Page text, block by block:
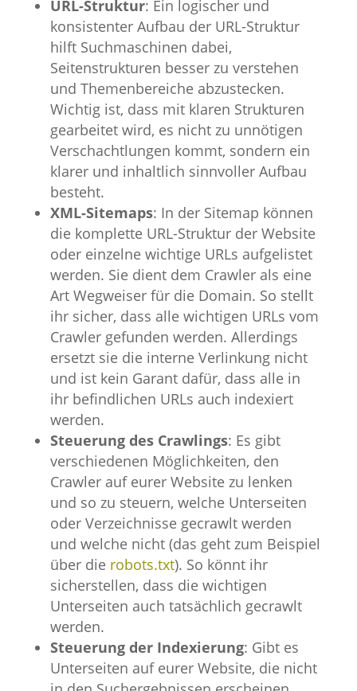
URL-Struktur: Ein logischer und
konsistenter Aufbau der URL-Struktur
hilft Suchmaschinen dabei,
Seitenstrukturen besser zu verstehen
und Themenbereiche abzustecken.
Wichtig ist, dass mit klaren Strukturen
gearbeitet wird, es nicht zu unnötigen
Verschachtlungen kommt, sondern ein
klarer und inhaltlich sinnvoller Aufbau
besteht.
XML-Sitemaps: In der Sitemap können
die komplette URL-Struktur der Website
oder einzelne wichtige URLs aufgelistet
werden. Sie dient dem Crawler als eine
Art Wegweiser für die Domain. So stellt
ihr sicher, dass alle wichtigen URLs vom
Crawler gefunden werden. Allerdings
ersetzt sie die interne Verlinkung nicht
und ist kein Garant dafür, dass alle in
ihr befindlichen URLs auch indexiert
werden.
Steuerung des Crawlings: Es gibt
verschiedenen Möglichkeiten, den
Crawler auf eurer Website zu lenken
und so zu steuern, welche Unterseiten
oder Verzeichnisse gecrawlt werden
und welche nicht (das geht zum Beispiel
über die robots.txt). So könnt ihr
sicherstellen, dass die wichtigen
Unterseiten auch tatsächlich gecrawlt
werden.
Steuerung der Indexierung: Gibt es
Unterseiten auf eurer Website, die nicht